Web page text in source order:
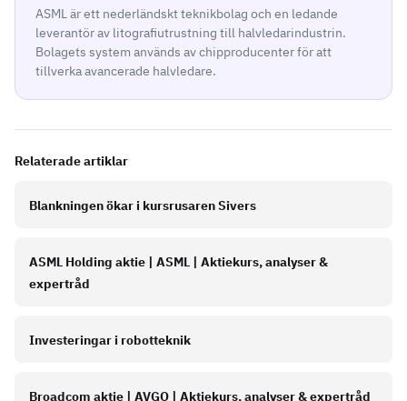
ASML är ett nederländskt teknikbolag och en ledande
leverantör av litografiutrustning till halvledarindustrin.
Bolagets system används av chipproducenter för att
tillverka avancerade halvledare.
Relaterade artiklar
Blankningen ökar i kursrusaren Sivers
ASML Holding aktie | ASML | Aktiekurs, analyser &
expertråd
Investeringar i robotteknik
Broadcom aktie | AVGO | Aktiekurs, analyser & expertråd